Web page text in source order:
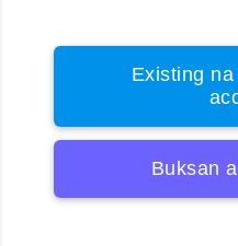
Existing
Buksan